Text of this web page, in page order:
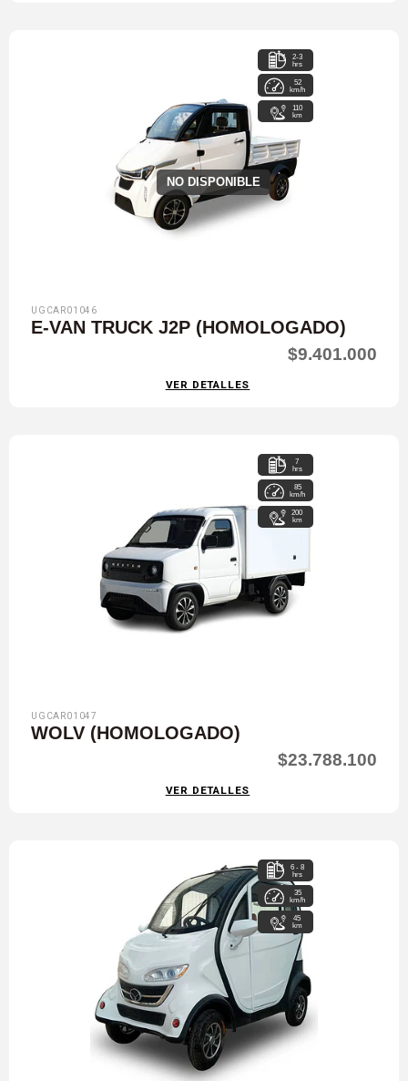
NO DISPONIBLE
2-3
hrs
52
km/h
110
km
UGCAR01046
E-VAN TRUCK J2P (HOMOLOGADO)
$9.401.000
VER DETALLES
7
hrs
85
km/h
200
km
UGCAR01047
WOLV (HOMOLOGADO)
$23.788.100
VER DETALLES
6 - 8
hrs
35
km/h
45
km